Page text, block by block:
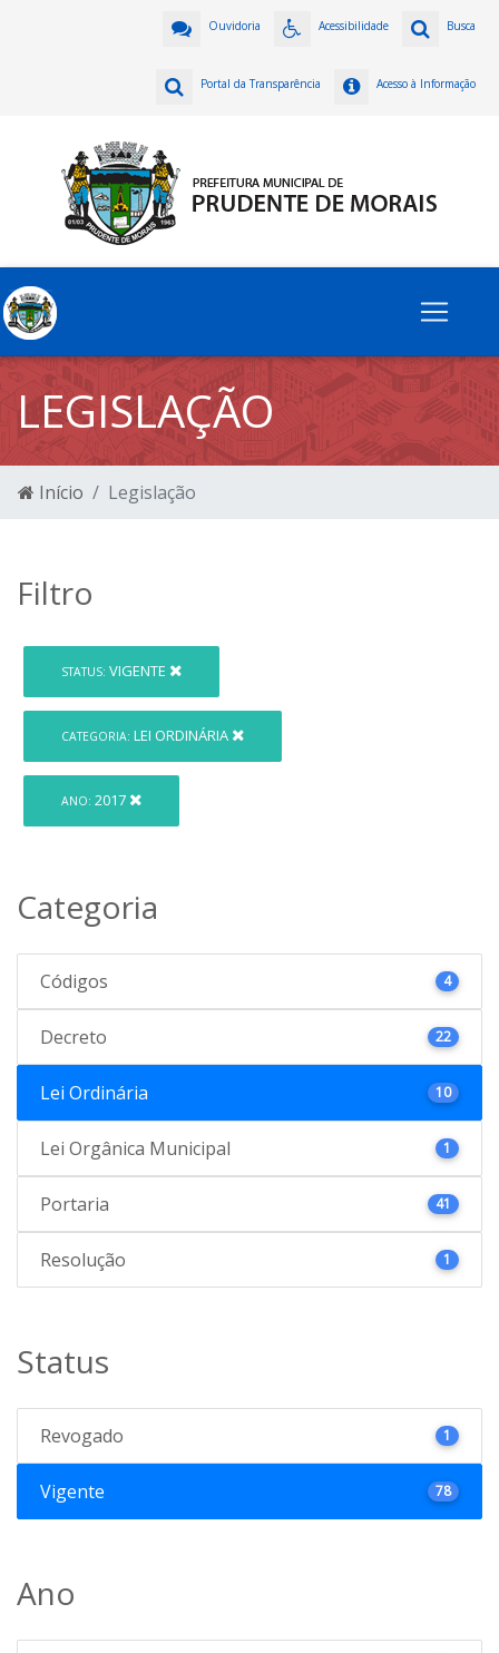
Busca
Acessibilidade
Ouvidoria
Acesso à Informação
Portal da Transparência
LEGISLAÇÃO
Início Legislação
Filtro
STATUS: VIGENTE
CATEGORIA: LEI ORDINÁRIA
ANO: 2017
Categoria
Códigos 4
Decreto 22
Lei Ordinária 10
Lei Orgânica Municipal 1
Portaria 41
Resolução 1
Status
Revogado 1
Vigente 78
Ano